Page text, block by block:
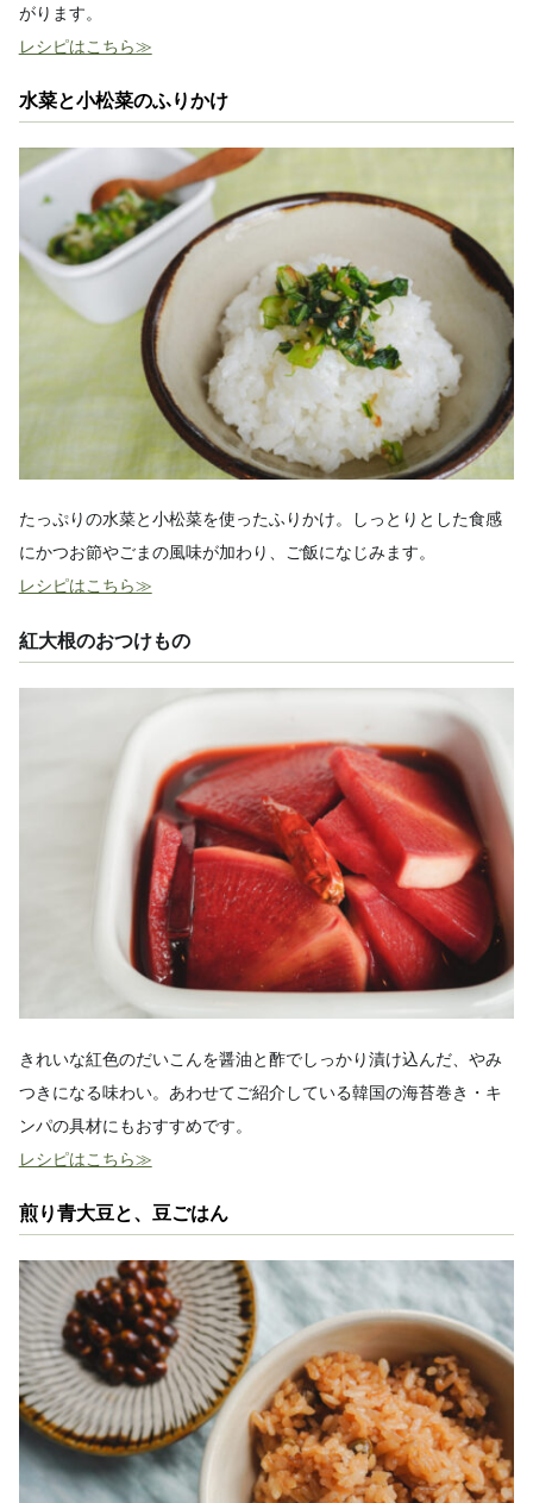
がります。
レシピはこちら≫
水菜と小松菜のふりかけ
たっぷりの水菜と小松菜を使ったふりかけ。しっとりとした食感
にかつお節やごまの風味が加わり、ご飯になじみます。
レシピはこちら≫
紅大根のおつけもの
きれいな紅色のだいこんを醤油と酢でしっかり漬け込んだ、やみ
つきになる味わい。あわせてご紹介している韓国の海苔巻き・キ
ンパの具材にもおすすめです。
レシピはこちら≫
煎り青大豆と、豆ごはん